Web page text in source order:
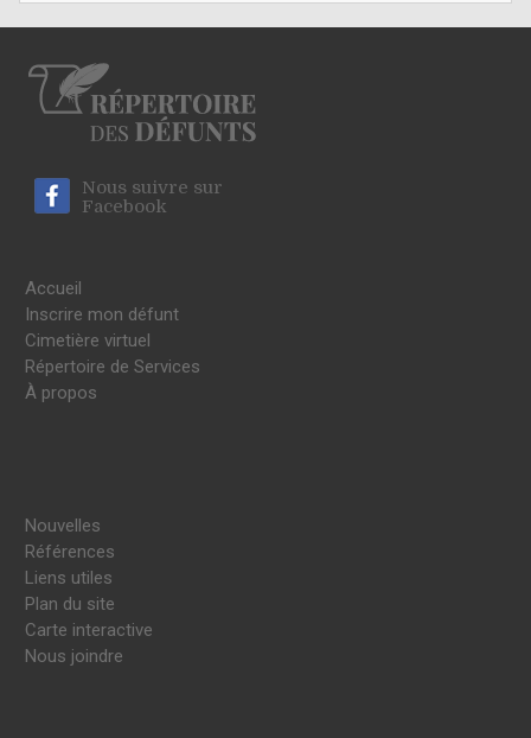
Nous suivre sur
Facebook
Accueil
Inscrire mon défunt
Cimetière virtuel
Répertoire de Services
À propos
Nouvelles
Références
Liens utiles
Plan du site
Carte interactive
Nous joindre